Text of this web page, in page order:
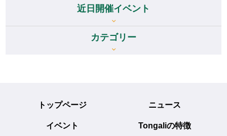
近日開催イベント
カテゴリー
トップページ ニュース
イベント Tongaliの特徴